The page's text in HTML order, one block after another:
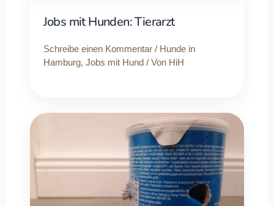
Jobs mit Hunden: Tierarzt
Schreibe einen Kommentar / Hunde in
Hamburg, Jobs mit Hund/ Von HiH